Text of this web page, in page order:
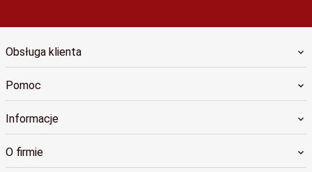
Obsługa klienta
Pomoc
Informacje
O firmie